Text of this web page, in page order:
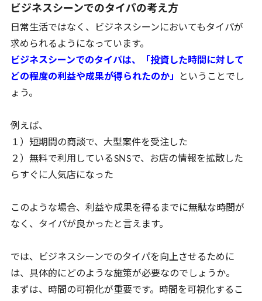
ビジネスシーンでのタイパの考え方
日常生活ではなく、ビジネスシーンにおいてもタイパが
求められるようになっています。
ビジネスシーンでのタイパは、「投資した時間に対して
どの程度の利益や成果が得られたのか」
ということでし
ょう。
例えば、
１）短期間の商談で、大型案件を受注した
２）無料で利用しているSNSで、お店の情報を拡散した
らすぐに人気店になった
このような場合、利益や成果を得るまでに無駄な時間が
なく、タイパが良かったと言えます。
では、ビジネスシーンでのタイパを向上させるために
は、具体的にどのような施策が必要なのでしょうか。
まずは、時間の可視化が重要です。時間を可視化するこ